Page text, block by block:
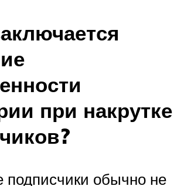
при накрутке
подписчики обычно не